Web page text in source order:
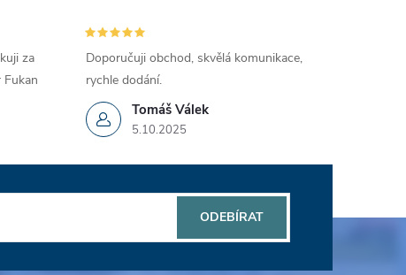
za
Tomáš Válek
5.10.2025
Doporučuji obchod, skvělá komunikace,
rychle dodání.
ODEBÍRAT